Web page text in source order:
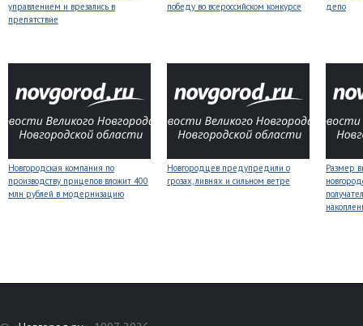
управлением и врезались в
препятствие
победу во всероссийском конкурсе
депо
Новгородская компания по
производству прицепов вложит 400
млн рублей в модернизацию
Новгородцев предупредили о
грозах, ливнях и сильном ветре
Размер